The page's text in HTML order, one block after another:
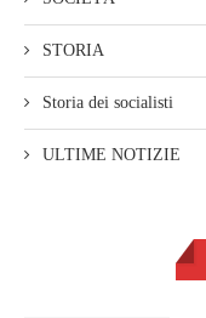
STORIA
Storia dei socialisti
ULTIME NOTIZIE